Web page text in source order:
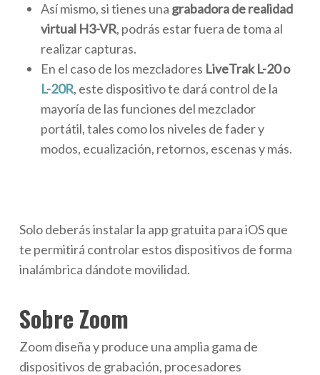
Así mismo, si tienes una grabadora de realidad
virtual H3-VR, podrás estar fuera de toma al
realizar capturas.
En el caso de los mezcladores LiveTrak L-20 o
L-20R, este dispositivo te dará control de la
mayoría de las funciones del mezclador
portátil, tales como los niveles de fader y
modos, ecualización, retornos, escenas y más.
Solo deberás instalar la app gratuita para iOS que
te permitirá controlar estos dispositivos de forma
inalámbrica dándote movilidad.
Sobre Zoom
Zoom diseña y produce una amplia gama de
dispositivos de grabación, procesadores